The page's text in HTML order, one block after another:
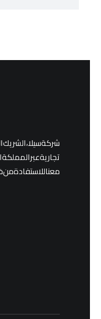
شركة سيلا ،
تجارية عبر
معنا للاستفادة من خبرة تزيد عن